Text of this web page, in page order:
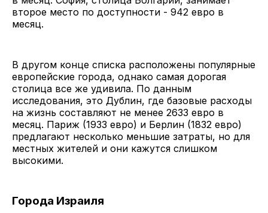
второе место по доступности - 942 евро в
месяц.
В другом конце списка расположены популярные
европейские города, однако самая дорогая
столица все же удивила. По данным
исследования, это Дублин, где базовые расходы
на жизнь составляют не менее 2633 евро в
месяц. Париж (1933 евро) и Берлин (1832 евро)
предлагают несколько меньшие затраты, но для
местных жителей и они кажутся слишком
высокими.
Города Израиля